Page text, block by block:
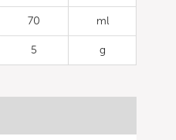
70 ml
5 g